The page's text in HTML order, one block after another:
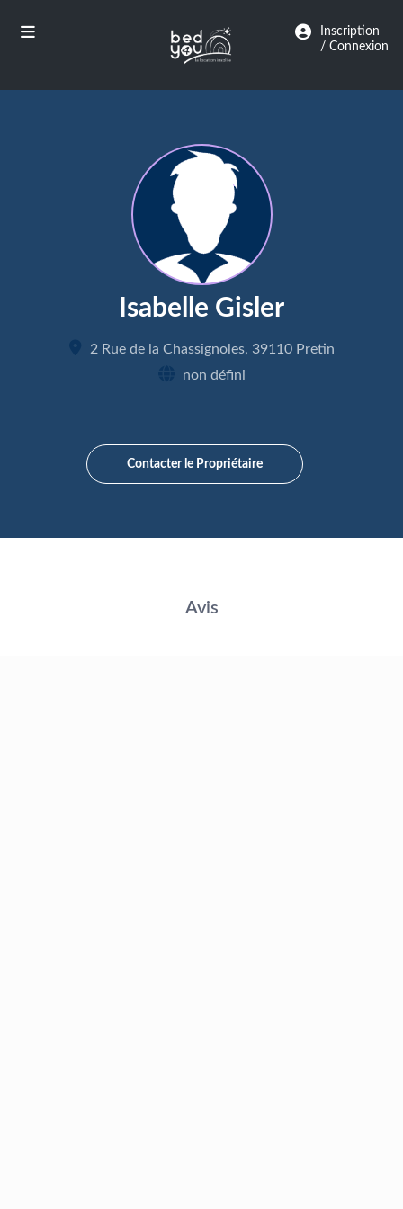
Inscription
/ Connexion
Isabelle Gisler
2 Rue de la Chassignoles, 39110 Pretin
non défini
Contacter le Propriétaire
Avis